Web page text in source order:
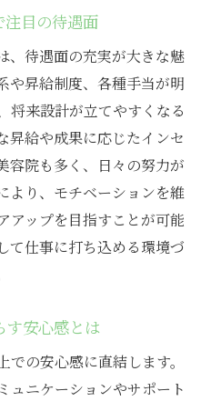
注目の待遇面
、待遇面の充実が大きな魅
や昇給制度、各種手当が明
将来設計が立てやすくなる
昇給や成果に応じたインセ
容院も多く、日々の努力が
より、モチベーションを維
アップを目指すことが可能
て仕事に打ち込める環境づ
す安心感とは
の安心感に直結します。
ュニケーションやサポート